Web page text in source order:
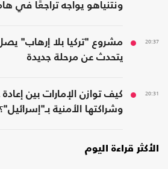
ونتنياهو يواجه تراجعًا في
20:37
مشروع "تركيا بلا إرهاب" يصل
يتحدث عن مرحلة جديدة
20:31
كيف توازن الإمارات بين إعادة
وشراكتها الأمنية بـ"إسرائيل"؟
الأكثر قراءة اليوم